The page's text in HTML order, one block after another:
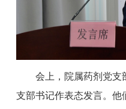
会上，院属药剂党支
支部书记作表态发言。他